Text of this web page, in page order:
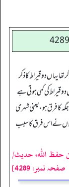
ذکر تھا یہاں دو قیراط کا ذکر
قیراط کی کمی ہوتی ہے
کا فرق ہو، یعنی شہری
نے اس فرق کا سبب
حفظ اللہ، حدیث/
صفحہ نمبر: 4289]